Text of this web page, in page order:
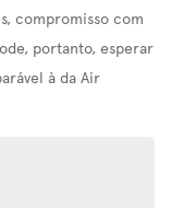
compromisso com
portanto, esperar
à da Air